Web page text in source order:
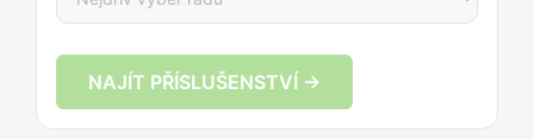
NAJÍT PŘÍSLUŠENSTVÍ →